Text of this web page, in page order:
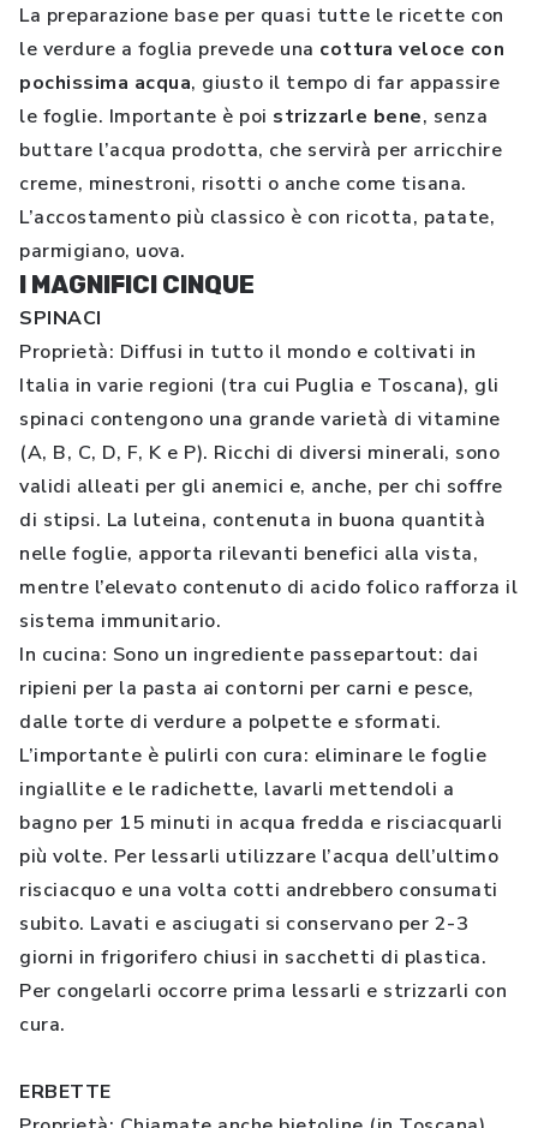
La preparazione base per quasi tutte le ricette con
le verdure a foglia prevede una cottura veloce con
pochissima acqua, giusto il tempo di far appassire
le foglie. Importante è poi strizzarle bene, senza
buttare l’acqua prodotta, che servirà per arricchire
creme, minestroni, risotti o anche come tisana.
L’accostamento più classico è con ricotta, patate,
parmigiano, uova.
I MAGNIFICI CINQUE
SPINACI
Proprietà: Diffusi in tutto il mondo e coltivati in
Italia in varie regioni (tra cui Puglia e Toscana), gli
spinaci contengono una grande varietà di vitamine
(A, B, C, D, F, K e P). Ricchi di diversi minerali, sono
validi alleati per gli anemici e, anche, per chi soffre
di stipsi. La luteina, contenuta in buona quantità
nelle foglie, apporta rilevanti benefici alla vista,
mentre l’elevato contenuto di acido folico rafforza il
sistema immunitario.
In cucina: Sono un ingrediente passepartout: dai
ripieni per la pasta ai contorni per carni e pesce,
dalle torte di verdure a polpette e sformati.
L’importante è pulirli con cura: eliminare le foglie
ingiallite e le radichette, lavarli mettendoli a
bagno per 15 minuti in acqua fredda e risciacquarli
più volte. Per lessarli utilizzare l’acqua dell’ultimo
risciacquo e una volta cotti andrebbero consumati
subito. Lavati e asciugati si conservano per 2-3
giorni in frigorifero chiusi in sacchetti di plastica.
Per congelarli occorre prima lessarli e strizzarli con
cura.
ERBETTE